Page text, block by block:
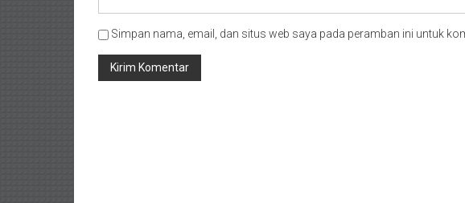
Simpan nama, email, dan situs web saya pada peramban ini untuk